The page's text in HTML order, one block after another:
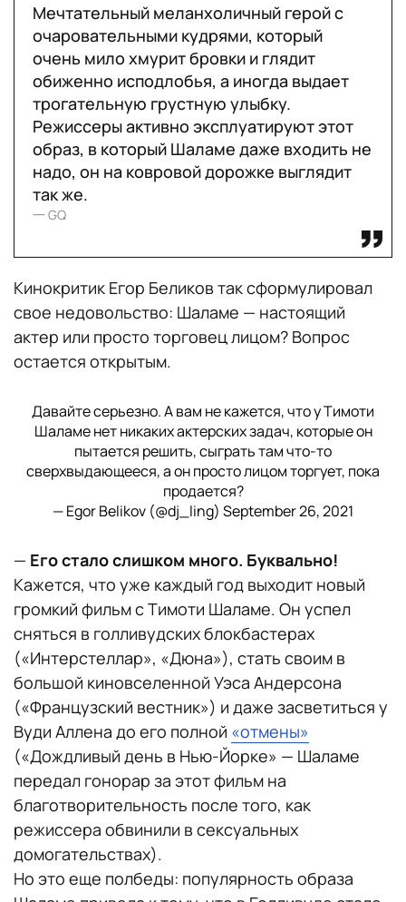
Мечтательный меланхоличный герой с
очаровательными кудрями, который
очень мило хмурит бровки и глядит
обиженно исподлобья, а иногда выдает
трогательную грустную улыбку.
Режиссеры активно эксплуатируют этот
образ, в который Шаламе даже входить не
надо, он на ковровой дорожке выглядит
так же.
一 GQ
Кинокритик Егор Беликов так сформулировал
свое недовольство: Шаламе — настоящий
актер или просто торговец лицом? Вопрос
остается открытым.
Давайте серьезно. А вам не кажется, что у Тимоти
Шаламе нет никаких актерских задач, которые он
пытается решить, сыграть там что-то
сверхвыдающееся, а он просто лицом торгует, пока
продается?
— Egor Belikov (@dj_ling) September 26, 2021
— Его стало слишком много. Буквально!
Кажется, что уже каждый год выходит новый
громкий фильм с Тимоти Шаламе. Он успел
сняться в голливудских блокбастерах
(«Интерстеллар», «Дюна»), стать своим в
большой киновселенной Уэса Андерсона
(«Французский вестник») и даже засветиться у
Вуди Аллена до его полной «отмены»
(«Дождливый день в Нью-Йорке» — Шаламе
передал гонорар за этот фильм на
благотворительность после того, как
режиссера обвинили в сексуальных
домогательствах).
Но это еще полбеды: популярность образа